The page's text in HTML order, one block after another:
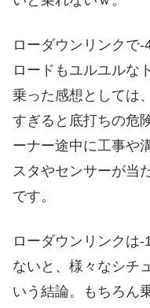
ローダウンリンクで
ロードもユルユルな
乗った感想としては
すぎると底打ちの危
ーナー途中に工事や
スタやセンサーが当
です。
ローダウンリンクは
ないと、様々なシチ
いう結論。もちろん